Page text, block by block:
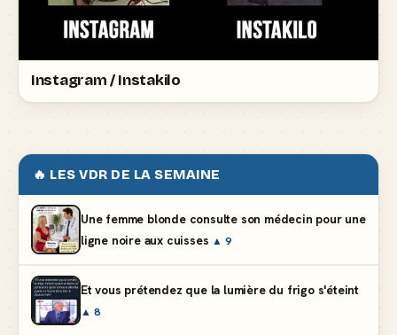
Instagram / Instakilo
🔥 LES VDR DE LA SEMAINE
Une femme blonde consulte son médecin pour une
ligne noire aux cuisses ▲ 9
Et vous prétendez que la lumière du frigo s'éteint
▲ 8